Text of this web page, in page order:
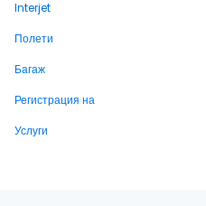
Interjet
Полети
Багаж
Регистрация на
Услуги